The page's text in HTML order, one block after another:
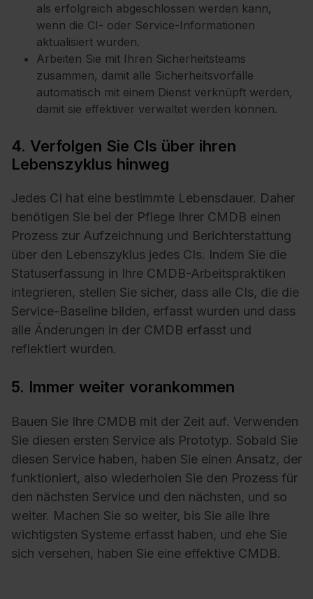
als erfolgreich abgeschlossen werden kann,
wenn die CI- oder Service-Informationen
aktualisiert wurden.
Arbeiten Sie mit Ihren Sicherheitsteams
zusammen, damit alle Sicherheitsvorfälle
automatisch mit einem Dienst verknüpft werden,
damit sie effektiver verwaltet werden können.
4. Verfolgen Sie CIs über ihren
Lebenszyklus hinweg
Jedes CI hat eine bestimmte Lebensdauer. Daher
benötigen Sie bei der Pflege Ihrer CMDB einen
Prozess zur Aufzeichnung und Berichterstattung
über den Lebenszyklus jedes CIs. Indem Sie die
Statuserfassung in Ihre CMDB-Arbeitspraktiken
integrieren, stellen Sie sicher, dass alle CIs, die die
Service-Baseline bilden, erfasst wurden und dass
alle Änderungen in der CMDB erfasst und
reflektiert wurden.
5. Immer weiter vorankommen
Bauen Sie Ihre CMDB mit der Zeit auf. Verwenden
Sie diesen ersten Service als Prototyp. Sobald Sie
diesen Service haben, haben Sie einen Ansatz, der
funktioniert, also wiederholen Sie den Prozess für
den nächsten Service und den nächsten, und so
weiter. Machen Sie so weiter, bis Sie alle Ihre
wichtigsten Systeme erfasst haben, und ehe Sie
sich versehen, haben Sie eine effektive CMDB.